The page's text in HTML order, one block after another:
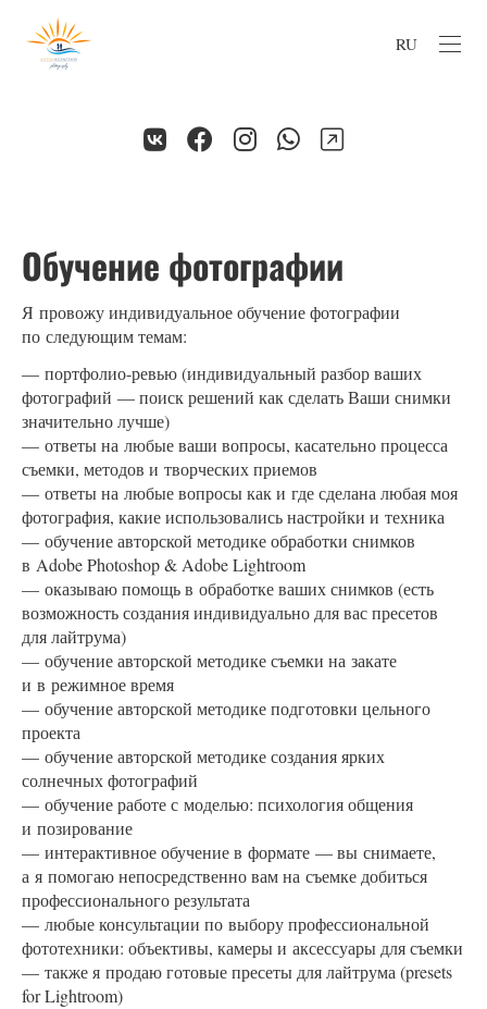
RU
Обучение фотографии
Я провожу индивидуальное обучение фотографии
по следующим темам:
— портфолио-ревью (индивидуальный разбор ваших
фотографий — поиск решений как сделать Ваши снимки
значительно лучше)
— ответы на любые ваши вопросы, касательно процесса
съемки, методов и творческих приемов
— ответы на любые вопросы как и где сделана любая моя
фотография, какие использовались настройки и техника
— обучение авторской методике обработки снимков
в Adobe Photoshop & Adobe Lightroom
— оказываю помощь в обработке ваших снимков (есть
возможность создания индивидуально для вас пресетов
для лайтрума)
— обучение авторской методике съемки на закате
и в режимное время
— обучение авторской методике подготовки цельного
проекта
— обучение авторской методике создания ярких
солнечных фотографий
— обучение работе с моделью: психология общения
и позирование
— интерактивное обучение в формате — вы снимаете,
а я помогаю непосредственно вам на съемке добиться
профессионального результата
— любые консультации по выбору профессиональной
фототехники: объективы, камеры и аксессуары для съемки
— также я продаю готовые пресеты для лайтрума (presets
for Lightroom)